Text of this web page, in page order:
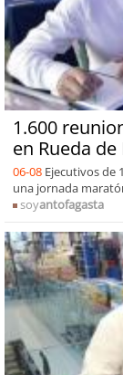
1.600
en Rueda
06-08 Ejecutivos de
una jornada
soyantofagasta